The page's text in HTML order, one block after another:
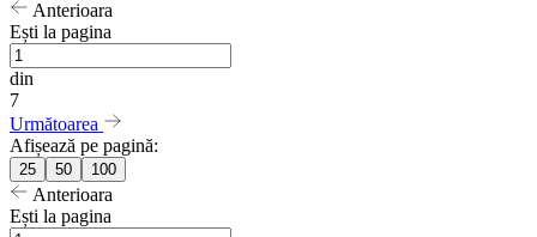
Anterioara
Ești la pagina
din
7
Următoarea
Afișează pe pagină:
25 50 100
Anterioara
Ești la pagina